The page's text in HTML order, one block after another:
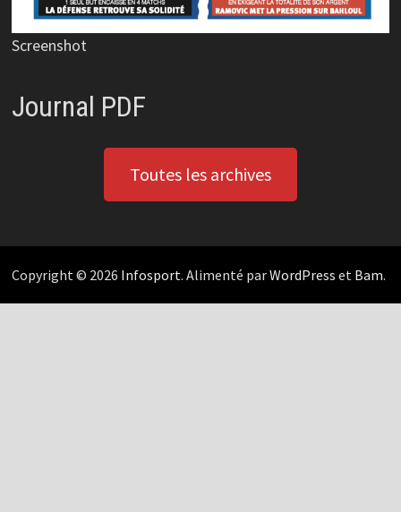
Screenshot
Journal PDF
Toutes les archives
Copyright © 2026 Infosport. Alimenté parWordPress et Bam.